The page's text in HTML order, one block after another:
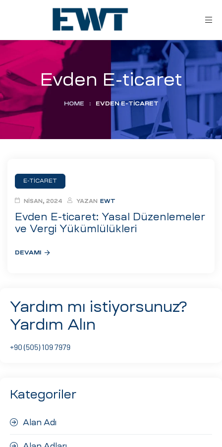
Evden E-ticaret
HOME : EVDEN E-TICARET
E-TICARET
Evden E-ticaret: Yasal Düzenlemeler
ve Vergi Yükümlülükleri
NISAN, 2024 YAZAN EWT
DEVAMI
Yardım mı istiyorsunuz?
Yardım Alın
+90 (505) 109 7979
Kategoriler
Alan Adı